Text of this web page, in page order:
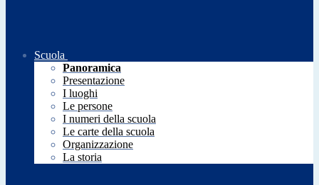
Scuola
Panoramica
Presentazione
I luoghi
Le persone
I numeri della scuola
Le carte della scuola
Organizzazione
La storia